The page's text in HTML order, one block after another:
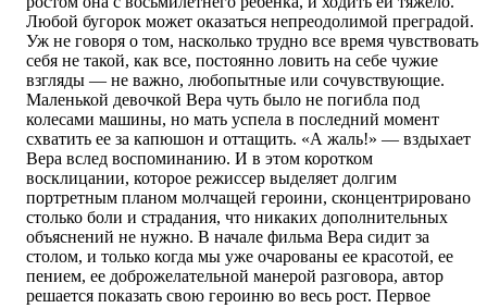
Любой бугорок может оказаться непреодолимой преградой.
Уж не говоря о том, насколько трудно все время чувствовать
себя не такой, как все, постоянно ловить на себе чужие
взгляды — не важно, любопытные или сочувствующие.
Маленькой девочкой Вера чуть было не погибла под
колесами машины, но мать успела в последний момент
схватить ее за капюшон и оттащить. «А жаль!» — вздыхает
Вера вслед воспоминанию. И в этом коротком
восклицании, которое режиссер выделяет долгим
портретным планом молчащей героини, сконцентрировано
столько боли и страдания, что никаких дополнительных
объяснений не нужно. В начале фильма Вера сидит за
столом, и только когда мы уже очарованы ее красотой, ее
пением, ее доброжелательной манерой разговора, автор
решается показать свою героиню во весь рост. Первое